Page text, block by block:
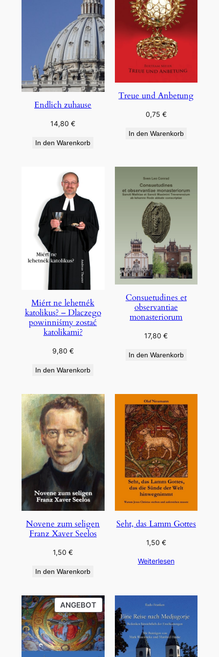
Endlich zuhause
14,80€
In den Warenkorb
Treue und Anbetung
0,75 €
In den Warenkorb
Miért ne lehetnék
katolikus? – Dlaczego
powinniśmy zostać
katolikami?
9,80 €
In den Warenkorb
Consuetudines et
observantiae
monasteriorum
17,80€
In den Warenkorb
Novene zum seligen
Franz Xaver Seelos
1,50€
In den Warenkorb
Seht, das Lamm Gottes
1,50 €
Weiterlesen
ANGEBOTPRODUKT
IM
ANGEBOT